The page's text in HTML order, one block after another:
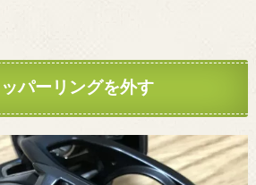
パーリングを外す